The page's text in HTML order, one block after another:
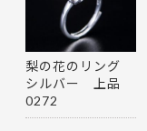
梨の花のリング
シルバー 上品
0272